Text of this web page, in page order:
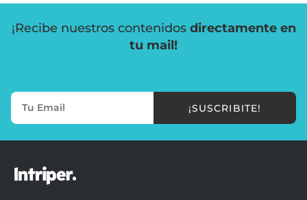
¡Recibe nuestros contenidos directamente en
tu mail!
¡SUSCRIBITE!